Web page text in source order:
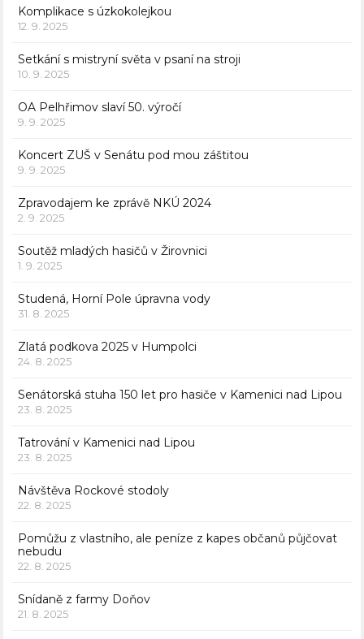
Komplikace s úzkokolejkou
12. 9. 2025
Setkání s mistryní světa v psaní na stroji
10. 9. 2025
OA Pelhřimov slaví 50. výročí
9. 9. 2025
Koncert ZUŠ v Senátu pod mou záštitou
9. 9. 2025
Zpravodajem ke zprávě NKÚ 2024
2. 9. 2025
Soutěž mladých hasičů v Žirovnici
1. 9. 2025
Studená, Horní Pole úpravna vody
31. 8. 2025
Zlatá podkova 2025 v Humpolci
24. 8. 2025
Senátorská stuha 150 let pro hasiče v Kamenici nad Lipou
23. 8. 2025
Tatrování v Kamenici nad Lipou
23. 8. 2025
Návštěva Rockové stodoly
22. 8. 2025
Pomůžu z vlastního, ale peníze z kapes občanů půjčovat
nebudu
22. 8. 2025
Snídaně z farmy Doňov
21. 8. 2025